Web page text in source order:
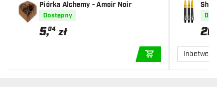
Piórka Alchemy - Amoir Noir
Dostępny
5,04 zł
DODAJ DO
old
20
Inbetween